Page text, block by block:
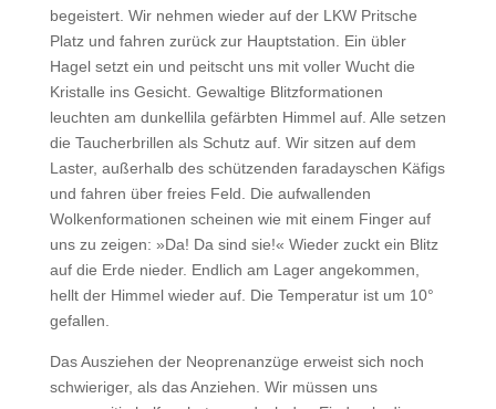
begeistert. Wir nehmen wieder auf der LKW Pritsche
Platz und fahren zurück zur Hauptstation. Ein übler
Hagel setzt ein und peitscht uns mit voller Wucht die
Kristalle ins Gesicht. Gewaltige Blitzformationen
leuchten am dunkellila gefärbten Himmel auf. Alle setzen
die Taucherbrillen als Schutz auf. Wir sitzen auf dem
Laster, außerhalb des schützenden faradayschen Käfigs
und fahren über freies Feld. Die aufwallenden
Wolkenformationen scheinen wie mit einem Finger auf
uns zu zeigen: »Da! Da sind sie!« Wieder zuckt ein Blitz
auf die Erde nieder. Endlich am Lager angekommen,
hellt der Himmel wieder auf. Die Temperatur ist um 10°
gefallen.
Das Ausziehen der Neoprenanzüge erweist sich noch
schwieriger, als das Anziehen. Wir müssen uns